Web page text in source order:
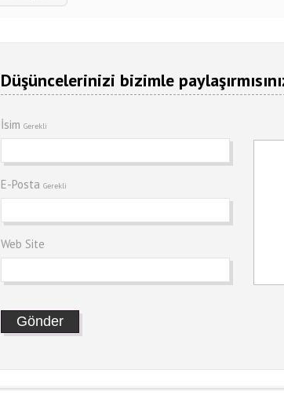
Düşüncelerinizi bizimle
İsim Gerekli
E-Posta Gerekli
Web Site